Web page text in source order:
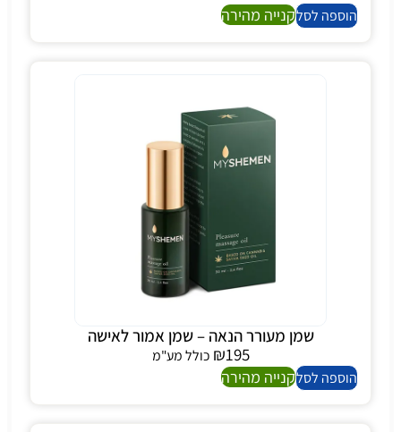
הוספה לסלקנייה מהירה
שמן מעורר הנאה – שמן אמור לאישה
₪195
כולל מע"מ
הוספה לסלקנייה מהירה